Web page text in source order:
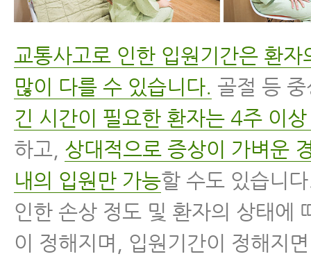
교통사고로 인한 입원기간은 환자
많이 다를 수 있습니다. 골절 등
긴 시간이 필요한 환자는 4주 이
하고, 상대적으로 증상이 가벼운
내의 입원만 가능할 수도 있습니
인한 손상 정도 및 환자의 상태에
이 정해지며, 입원기간이 정해지